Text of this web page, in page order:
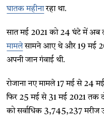
घातक महीनारहा था.
सात मई 2021 को 24 घंटे में अब
मामलेसामने आए थे और 19 मई
अपनी जान गंवाई थी.
रोजाना नए मामले 17 मई से 24
फिर 25 मई से 31 मई 2021 तक
को सर्वाधिक 3,745,237 मरीज